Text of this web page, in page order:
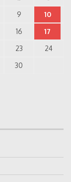
9
10
16
17
23
24
30